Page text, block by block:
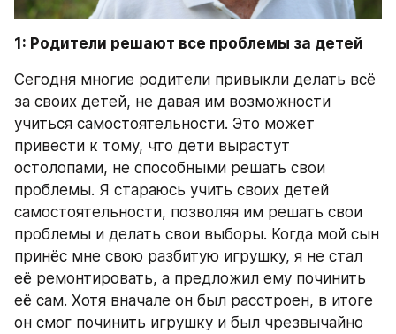
1: Родители решают все проблемы за детей
Сегодня многие родители привыкли делать всё
за своих детей, не давая им возможности
учиться самостоятельности. Это может
привести к тому, что дети вырастут
остолопами, не способными решать свои
проблемы. Я стараюсь учить своих детей
самостоятельности, позволяя им решать свои
проблемы и делать свои выборы. Когда мой сын
принёс мне свою разбитую игрушку, я не стал
её ремонтировать, а предложил ему починить
её сам. Хотя вначале он был расстроен, в итоге
он смог починить игрушку и был чрезвычайно